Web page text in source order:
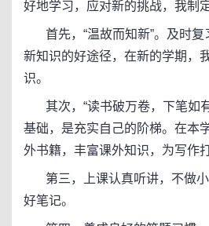
好地学习，应对新的挑战，我制
首先，“温故而知新”。及时复
新知识的好途径，在新的学期，
识。
其次，“读书破万卷，下笔如
基础，是充实自己的阶梯。在本
外书籍，丰富课外知识，为写作
第三，上课认真听讲，不做小
好笔记。